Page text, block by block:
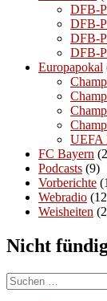
DFB-
DFB-
DFB-
DFB-
Europapokal
UEFA
FC Bayern
Podcasts (9)
Vorberichte
Webradio
Weisheiten
Nicht
Suchen
nach: